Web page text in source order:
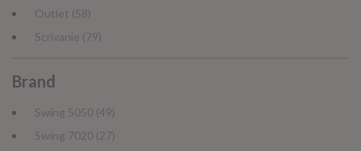
Outlet (58)
Scrivanie (79)
Brand
Swing 5050 (49)
Swing 7020 (27)